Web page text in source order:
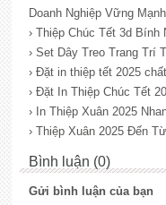
Doanh Nghiệp Vững Mạnh
› Thiệp Chúc Tết 3d Bính
› Set Dây Treo Trang Trí
› Đặt in thiệp tết 2025
› Đặt In Thiệp Chúc Tết
› In Thiệp Xuân 2025
› Thiệp Xuân 2025 Đến
Bình luận (0)
Gửi bình luận của bạn